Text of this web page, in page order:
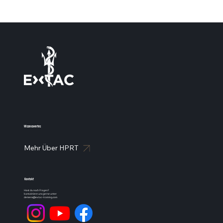
EXTAC - High Performance Rescue Training
Wissenswertes
Kontakt
Hast du noch Fragen?
kontaktiere uns gerne unter
clemens@extac-training.com
Mehr Über HPRT